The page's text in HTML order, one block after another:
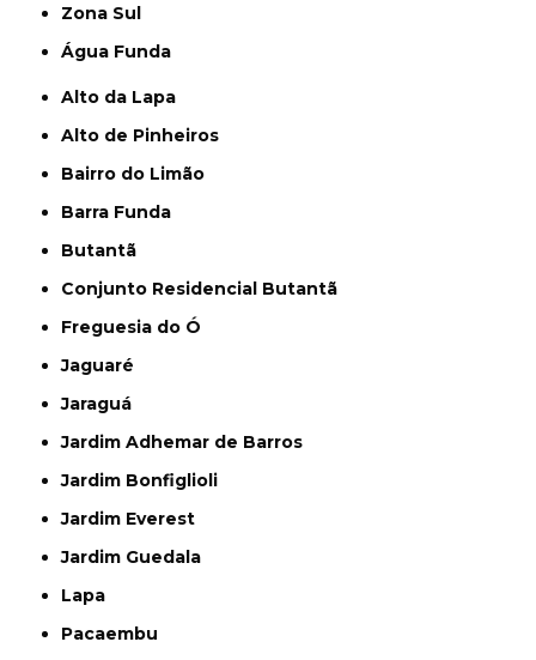
Zona Sul
Água Funda
Alto da Lapa
Alto de Pinheiros
Bairro do Limão
Barra Funda
Butantã
Conjunto Residencial Butantã
Freguesia do Ó
Jaguaré
Jaraguá
Jardim Adhemar de Barros
Jardim Bonfiglioli
Jardim Everest
Jardim Guedala
Lapa
Pacaembu